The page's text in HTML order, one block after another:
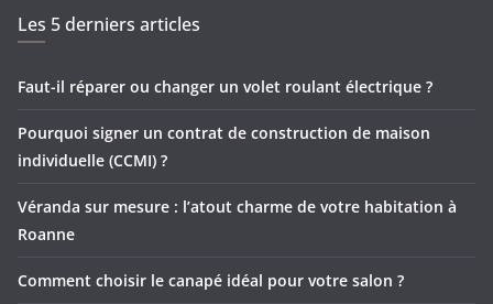
Les 5 derniers articles
Faut-il réparer ou changer un volet roulant électrique ?
Pourquoi signer un contrat de construction de maison
individuelle (CCMI) ?
Véranda sur mesure : l’atout charme de votre habitation à
Roanne
Comment choisir le canapé idéal pour votre salon ?